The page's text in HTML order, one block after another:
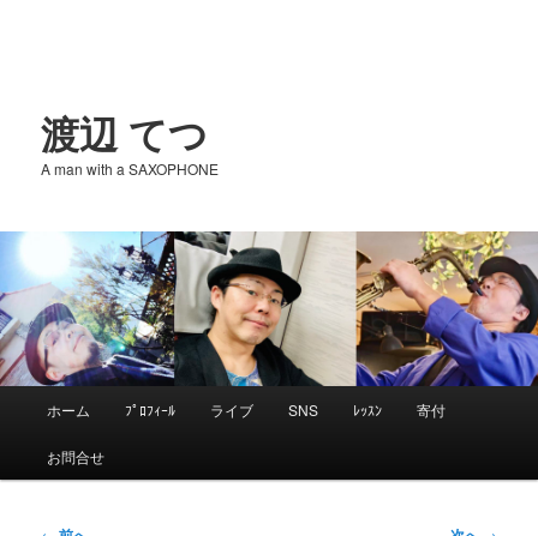
渡辺 てつ
A man with a SAXOPHONE
メ
イ
ホーム ﾌﾟﾛﾌｨｰﾙ ライブ SNS ﾚｯｽﾝ 寄付
お問合せ